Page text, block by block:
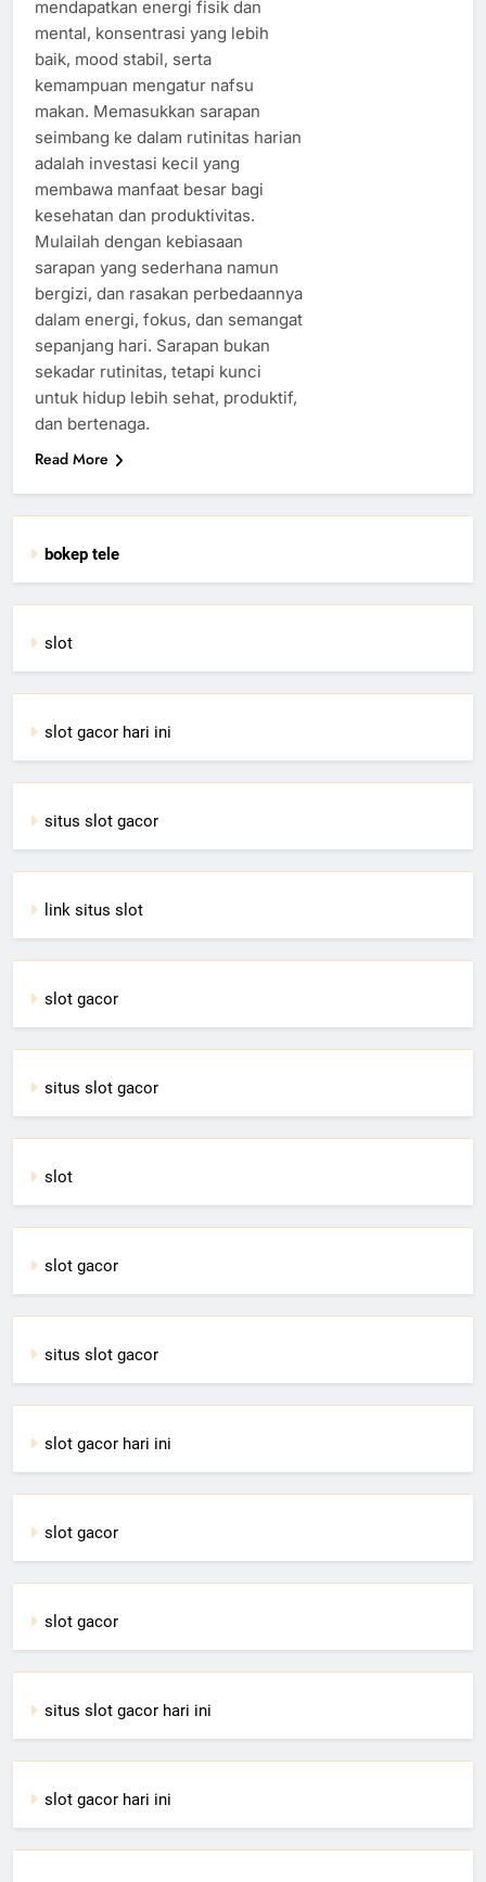
mendapatkan energi fisik dan
mental, konsentrasi yang lebih
baik, mood stabil, serta
kemampuan mengatur nafsu
makan. Memasukkan sarapan
seimbang ke dalam rutinitas harian
adalah investasi kecil yang
membawa manfaat besar bagi
kesehatan dan produktivitas.
Mulailah dengan kebiasaan
sarapan yang sederhana namun
bergizi, dan rasakan perbedaannya
dalam energi, fokus, dan semangat
sepanjang hari. Sarapan bukan
sekadar rutinitas, tetapi kunci
untuk hidup lebih sehat, produktif,
dan bertenaga.
Read More
bokep tele
slot
slot gacor hari ini
situs slot gacor
link situs slot
slot gacor
situs slot gacor
slot
slot gacor
situs slot gacor
slot gacor hari ini
slot gacor
slot gacor
situs slot gacor hari ini
slot gacor hari ini